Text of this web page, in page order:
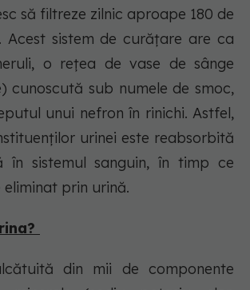
să filtreze zilnic aproape 180 de
Acest sistem de curățare are ca
, o rețea de vase de sânge
cunoscută sub numele de smoc,
unui nefron în rinichi. Astfel,
urinei este reabsorbită
în sistemul sanguin, în timp ce
eliminat prin urină.
din mii de componente